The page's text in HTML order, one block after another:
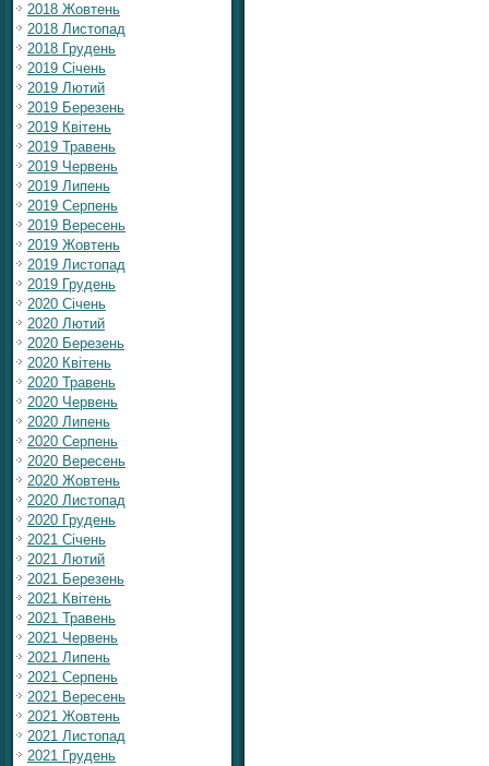
2018 Жовтень
2018 Листопад
2018 Грудень
2019 Січень
2019 Лютий
2019 Березень
2019 Квітень
2019 Травень
2019 Червень
2019 Липень
2019 Серпень
2019 Вересень
2019 Жовтень
2019 Листопад
2019 Грудень
2020 Січень
2020 Лютий
2020 Березень
2020 Квітень
2020 Травень
2020 Червень
2020 Липень
2020 Серпень
2020 Вересень
2020 Жовтень
2020 Листопад
2020 Грудень
2021 Січень
2021 Лютий
2021 Березень
2021 Квітень
2021 Травень
2021 Червень
2021 Липень
2021 Серпень
2021 Вересень
2021 Жовтень
2021 Листопад
2021 Грудень